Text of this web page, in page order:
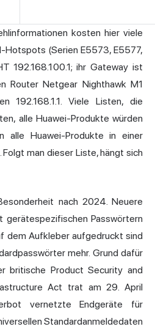
kosten hier viele
Hotspots (Serien E5573, E5577,
192.168.100.1; ihr Gateway ist
Router Netgear Nighthawk M1
192.168.1.1. Viele Listen, die
alle Huawei-Produkte würden
alle Huawei-Produkte in einer
man dieser Liste, hängt sich
nach 2024. Neuere
gerätespezifischen Passwörtern
dem Aufkleber aufgedruckt sind
mehr. Grund dafür
britische Product Security and
Act trat am 29. April
vernetzte Endgeräte für
Standardanmeldedaten